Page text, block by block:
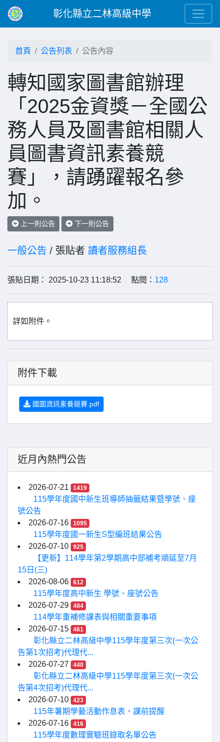
彰化縣立二林高級中學
首頁 公告列表 公告內容
轉知國家圖書館辦理
「2025金資獎－全國公
務人員及圖書館相關人
員圖書資訊素養競
賽」，請踴躍報名參
加。
上一則公告 下一則公告
一般公告 / 張貼者 讀者服務組長
張貼日期： 2025-10-23 11:18:52 點閱： 128
詳如附件。
附件下載
國圖資訊素養競賽.pdf
近月內熱門公告
2026-07-21 1419
115學年度國中新生班導師抽籤結果暨學號、座
號公告
2026-07-16
1095
115學年度國一新生S型編班結果公告
2026-07-10
925
【更新】114學年第2學期高中部補考順延至7月
15日(三)
2026-08-06
612
115學年度高中新生 學號、座號公告
2026-07-29
484
114學年重補修課表與相關重要事項
2026-07-15
461
彰化縣立二林高級中學115學年度第三次(一次公
告第1次招考)代理代...
2026-07-27
440
彰化縣立二林高級中學115學年度第三次(一次公
告第4次招考)代理代...
2026-07-10
423
115年暑期學藝活動作息表、課前提醒
2026-07-16
416
115學年度數理實驗班錄取名單公告